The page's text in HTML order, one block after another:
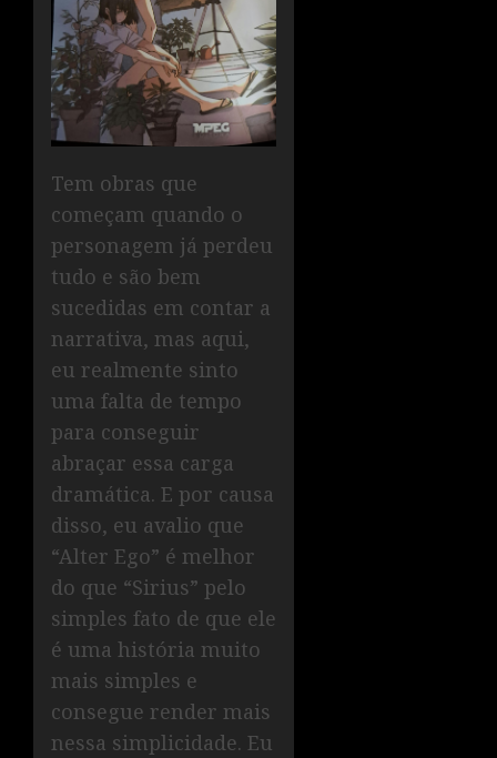
Tem obras que
começam quando o
personagem já perdeu
tudo e são bem
sucedidas em contar a
narrativa, mas aqui,
eu realmente sinto
uma falta de tempo
para conseguir
abraçar essa carga
dramática. E por causa
disso, eu avalio que
“Alter Ego” é melhor
do que “Sirius” pelo
simples fato de que ele
é uma história muito
mais simples e
consegue render mais
nessa simplicidade. Eu